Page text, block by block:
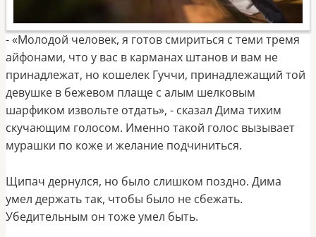
- «Молодой человек, я готов смириться с теми тремя
айфонами, что у вас в карманах штанов и вам не
принадлежат, но кошелек Гуччи, принадлежащий той
девушке в бежевом плаще с алым шелковым
шарфиком извольте отдать», - сказал Дима тихим
скучающим голосом. Именно такой голос вызывает
мурашки по коже и желание подчиниться.
Щипач дернулся, но было слишком поздно. Дима
умел держать так, чтобы было не сбежать.
Убедительным он тоже умел быть.